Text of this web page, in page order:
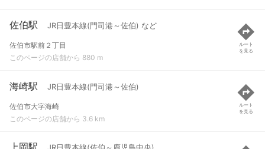
佐伯駅 JR日豊本線(門司港～佐伯) など
佐伯市駅前２丁目
このページの店舗から 880 m
ルート
を見る
海崎駅 JR日豊本線(門司港～佐伯)
佐伯市大字海崎
このページの店舗から 3.6 km
ルート
を見る
上岡駅